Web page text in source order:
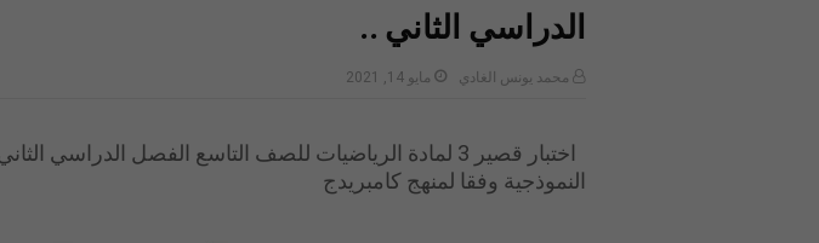
الدراسي الثاني ..
محمد يونس الغادي مايو 14, 2021
اختبار قصير 3 لمادة الرياضيات للصف التاسع الفصل الدراسي
النموذجية وفقا لمنهج كامبريدج